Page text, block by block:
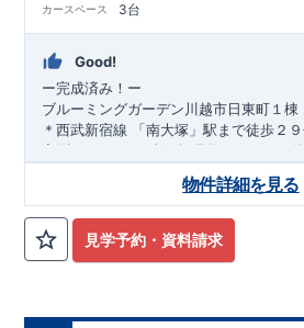
カースペース 3台
Good!
ー完成済み！ー
ブルーミングガーデン川越市日東町１棟
＊西武新宿線 「南大塚」駅まで徒歩２
実測による）
■ 南側幅員約５．０mの
ア2クローゼットで3→4LDKに可能フレ
季節物などたっぷり収納できるロフト付き
ンの洗面化粧台などこだわりの設備・仕様
安心して永く住める家
建築基準法に定められた、｢数百年に一
て、倒壊、崩壊しない。｣という基準から
でなく「+制震」という考えが広まって
ーお問い合わせは志木営業所までー
・資料請求・現地を見学したい・詳し
見学予約・資料請求
物件詳細を見る